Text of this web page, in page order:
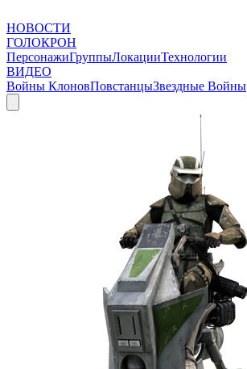
НОВОСТИ
ГОЛОКРОН
ПерсонажиГруппыЛокацииТехнологии
ВИДЕО
Войны КлоновПовстанцыЗвездные Войны